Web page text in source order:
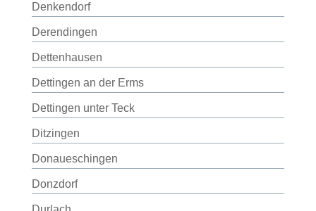
Denkendorf
Derendingen
Dettenhausen
Dettingen an der Erms
Dettingen unter Teck
Ditzingen
Donaueschingen
Donzdorf